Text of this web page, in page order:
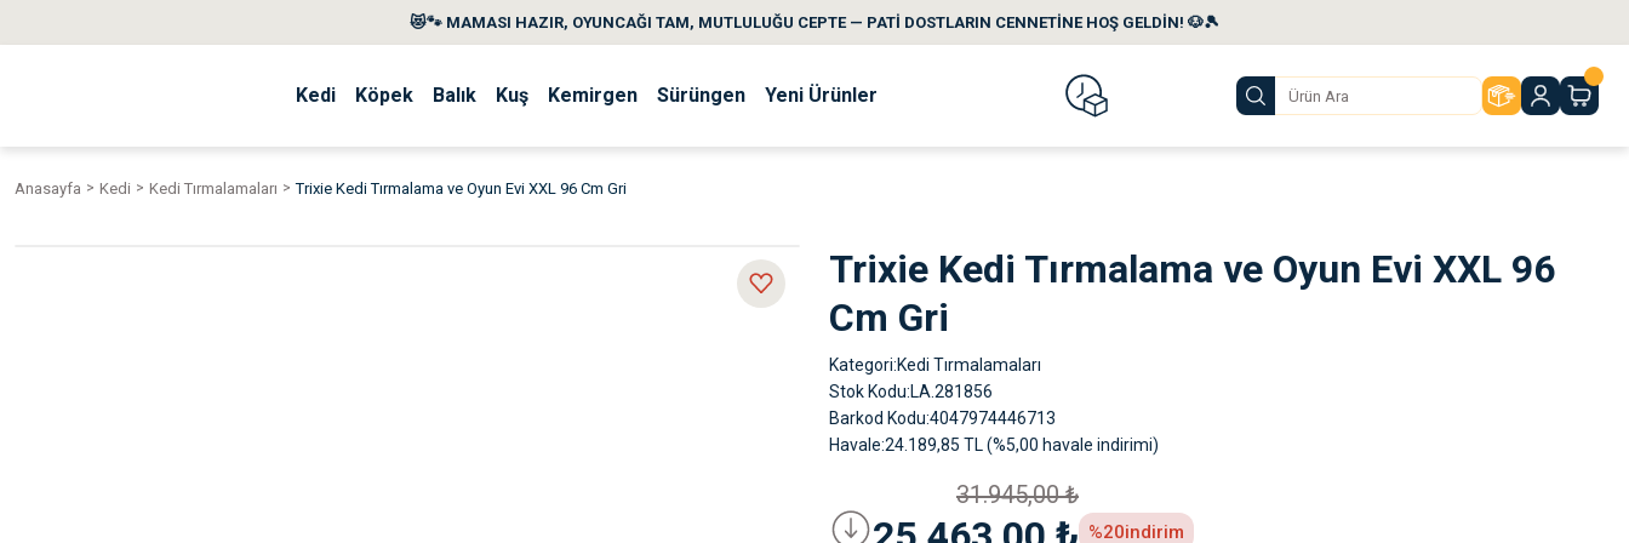
😻🐾 MAMASI HAZIR, OYUNCAĞI TAM, MUTLULUĞU CEPTE — PATİ DOSTLARIN CENNETİNE HOŞ GELDİN! 🐶🎾
Kedi Köpek Balık Kuş Kemirgen Sürüngen Yeni Ürünler
Anasayfa Kedi Kedi Tırmalamaları Trixie Kedi Tırmalama ve Oyun Evi XXL 96 Cm Gri
Trixie Kedi Tırmalama ve Oyun Evi XXL 96
Cm Gri
Kategori Kedi Tırmalamaları
Stok Kodu LA.281856
Barkod Kodu 4047974446713
Havale 24.189,85 TL (%5,00 havale indirimi)
31.945,00 ₺
%20indirim